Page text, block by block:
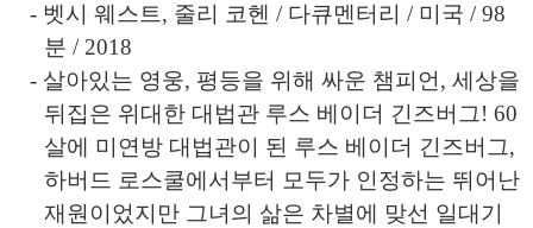
- 벳시 웨스트, 줄리 코헨 / 다큐멘터리 / 미국 / 98
분 / 2018
- 살아있는 영웅, 평등을 위해 싸운 챔피언, 세상을
뒤집은 위대한 대법관 루스 베이더 긴즈버그! 60
살에 미연방 대법관이 된 루스 베이더 긴즈버그,
하버드 로스쿨에서부터 모두가 인정하는 뛰어난
재원이었지만 그녀의 삶은 차별에 맞선 일대기